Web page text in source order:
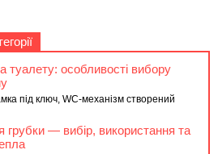
туалету: особливості вибору
під ключ, WC-механізм створений
грубки — вибір, використання та